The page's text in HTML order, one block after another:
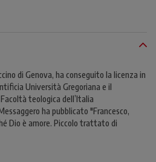
di Genova, ha conseguito la licenza in
Università Gregoriana e il
teologica dell’Italia
ha pubblicato "Francesco,
Dio è amore. Piccolo trattato di